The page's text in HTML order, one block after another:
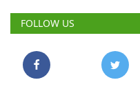
FOLLOW US